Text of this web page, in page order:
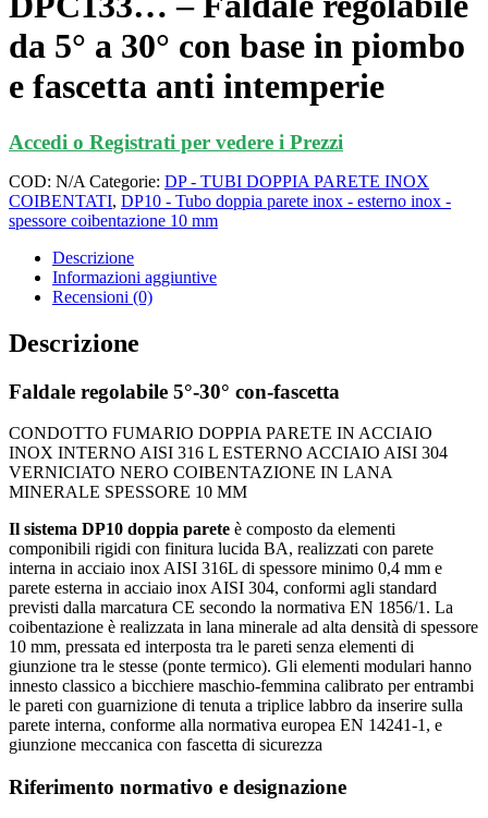
da 5° a 30° con base in piombo
e fascetta anti intemperie
Accedi o Registrati per vedere i Prezzi
COD: N/A Categorie: DP - TUBI DOPPIA PARETE INOX
COIBENTATI, DP10 - Tubo doppia parete inox - esterno inox -
spessore coibentazione 10 mm
Descrizione
Informazioni aggiuntive
Recensioni (0)
Descrizione
Faldale regolabile 5°-30° con-fascetta
CONDOTTO FUMARIO DOPPIA PARETE IN ACCIAIO
INOX INTERNO AISI 316 L ESTERNO ACCIAIO AISI 304
VERNICIATO NERO COIBENTAZIONE IN LANA
MINERALE SPESSORE 10 MM
Il sistema DP10 doppia parete è composto da elementi
componibili rigidi con finitura lucida BA, realizzati con parete
interna in acciaio inox AISI 316L di spessore minimo 0,4 mm e
parete esterna in acciaio inox AISI 304, conformi agli standard
previsti dalla marcatura CE secondo la normativa EN 1856/1. La
coibentazione è realizzata in lana minerale ad alta densità di spessore
10 mm, pressata ed interposta tra le pareti senza elementi di
giunzione tra le stesse (ponte termico). Gli elementi modulari hanno
innesto classico a bicchiere maschio-femmina calibrato per entrambi
le pareti con guarnizione di tenuta a triplice labbro da inserire sulla
parete interna, conforme alla normativa europea EN 14241-1, e
giunzione meccanica con fascetta di sicurezza
Riferimento normativo e designazione